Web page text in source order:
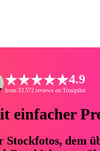
4.9
from 33.572 reviews on Trustpilot
einfacher
dem